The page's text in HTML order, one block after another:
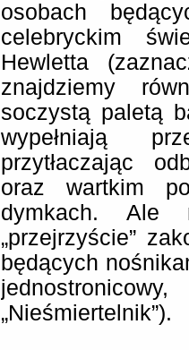
osobach
celebryckim
Hewletta
znajdziemy
soczystą paletą
wypełniają
przytłaczając
oraz wartkim
dymkach. Ale
„przejrzyście”
będących
„Nieśmiertelnik”).